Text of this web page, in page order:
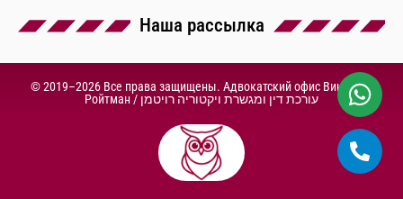
Наша рассылка
© 2019–2026 Все права защищены. Адвокатский офис Виктории
Ройтман / עורכת דין ומגשרת ויקטוריה רויטמן